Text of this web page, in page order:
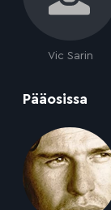
Vic Sarin
Pääosissa